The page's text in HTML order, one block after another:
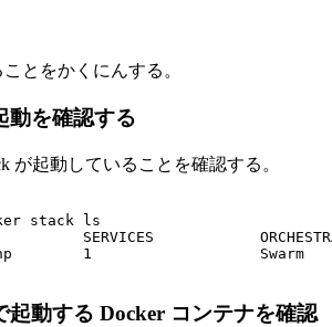
とをかくにんする。
動を確認する
が起動していることを確認する。
stack ls
SERVICES
1                   Swarm
起動する Docker コンテナを確認